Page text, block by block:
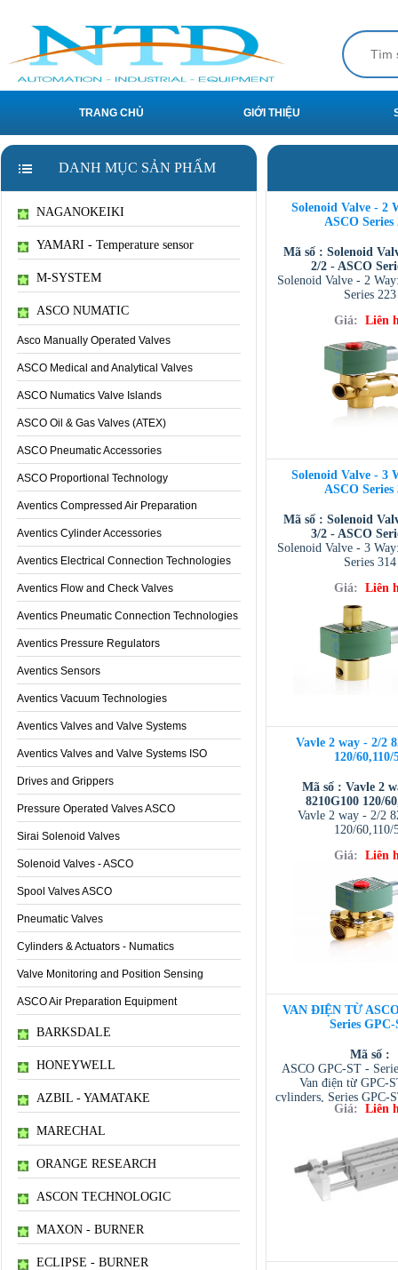
TRANG CHỦ GIỚI THIỆU
DANH MỤC SẢN PHẨM
NAGANOKEIKI
YAMARI - Temperature sensor
M-SYSTEM
ASCO NUMATIC
Asco Manually Operated Valves
ASCO Medical and Analytical Valves
ASCO Numatics Valve Islands
ASCO Oil & Gas Valves (ATEX)
ASCO Pneumatic Accessories
ASCO Proportional Technology
Aventics Compressed Air Preparation
Aventics Cylinder Accessories
Aventics Electrical Connection Technologies
Aventics Flow and Check Valves
Aventics Pneumatic Connection Technologies
Aventics Pressure Regulators
Aventics Sensors
Aventics Vacuum Technologies
Aventics Valves and Valve Systems
Aventics Valves and Valve Systems ISO
Drives and Grippers
Pressure Operated Valves ASCO
Sirai Solenoid Valves
Solenoid Valves - ASCO
Spool Valves ASCO
Pneumatic Valves
Cylinders & Actuators - Numatics
Valve Monitoring and Position Sensing
ASCO Air Preparation Equipment
BARKSDALE
HONEYWELL
AZBIL - YAMATAKE
MARECHAL
ORANGE RESEARCH
ASCON TECHNOLOGIC
MAXON - BURNER
ECLIPSE - BURNER
Solenoid Valve - 2
ASCO Series
Mã số : Solenoid
2/2 - ASCO
Solenoid Valve - 2
Series 223
Giá: Liên
Solenoid Valve - 3
ASCO Series
Mã số : Solenoid
3/2 - ASCO
Solenoid Valve - 3
Series 314
Giá: Liên
Vavle 2 way - 2/2
120/60,110/
Mã số : Vavle 2
8210G100 120/
Vavle 2 way - 2/2
120/60,110/
Giá: Liên
VAN ĐIỆN TỪ
Series GPC-
Mã số :
ASCO GPC-ST -
Van điện từ GPC-
cylinders, Series GPC-
012-0035-ST-BB).
ASCO VIETNAM /
VIETNAM /
/ TESCOM
Giá: Liên